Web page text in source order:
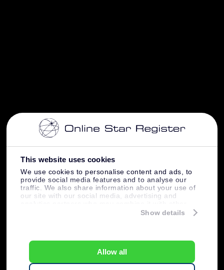
This website uses cookies
We use cookies to personalise content and ads, to
provide social media features and to analyse our
traffic. We also share information about your use of
our site with our social media, advertising and
information that you’ve provided to them or that
Show details
Allow all